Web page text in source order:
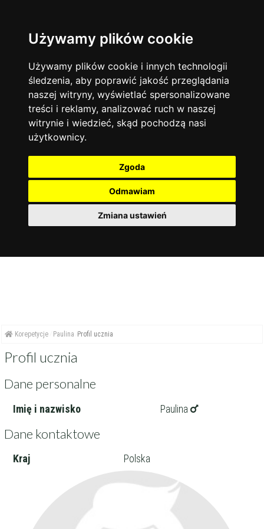
Używamy plików cookie
Używamy plików cookie i innych technologii
śledzenia, aby poprawić jakość przeglądania
naszej witryny, wyświetlać spersonalizowane
treści i reklamy, analizować ruch w naszej
witrynie i wiedzieć, skąd pochodzą nasi
użytkownicy.
Zgoda
Odmawiam
Zmiana ustawień
Język angielski 13744
Matematyka 12928
Chemia 4886
Język niemiecki 4307
Język polski 3426
Fizyka
Język francuski
Warszawa
Korepetycje
Online
14839
Kraków 7753
Wrocław
Łódź 3513
Gdańsk 2075
zakres dni
Wtorek
Środa
Czwartek
Piątek
Sobota
Niedziela
więcej filtrów Filtruj
Korepetycje Paulina Profil ucznia
Profil ucznia
Dane personalne
Imię i nazwisko Paulina
Dane kontaktowe
Kraj Polska